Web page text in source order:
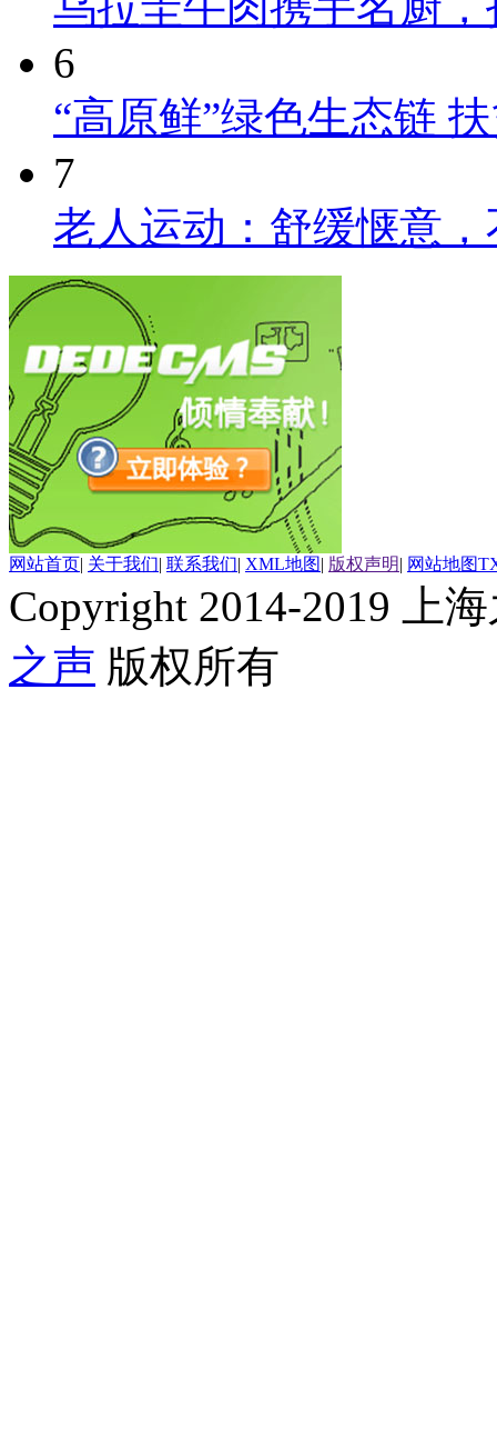
6
“高原鲜”绿色生态链
7
老人运动：舒缓惬意
网站首页| 关于我们| 联系我们| XML地图| 版权声明| 网站地图
Copyright 2014-2019 上
之声 版权所有